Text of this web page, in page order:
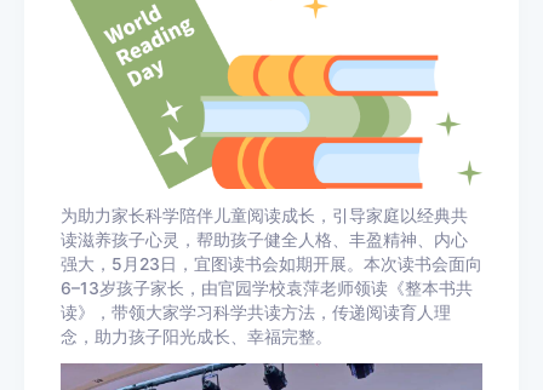
为助力家长科学陪伴儿童阅读成长，引导家庭以经典共
读滋养孩子心灵，帮助孩子健全人格、丰盈精神、内心
强大，5月23日，宜图读书会如期开展。本次读书会面向
6–13岁孩子家长，由官园学校袁萍老师领读《整本书共
读》，带领大家学习科学共读方法，传递阅读育人理
念，助力孩子阳光成长、幸福完整。